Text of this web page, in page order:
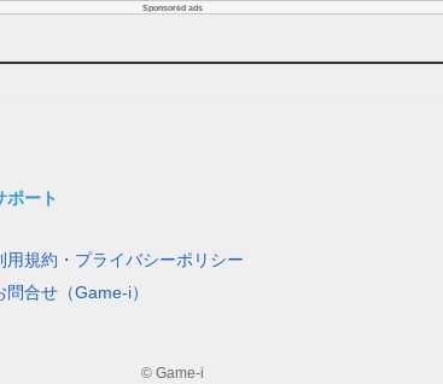
Sponsored ads
ポート
用規約・プライバシーポリシー
問合せ（Game-i）
© Game-i